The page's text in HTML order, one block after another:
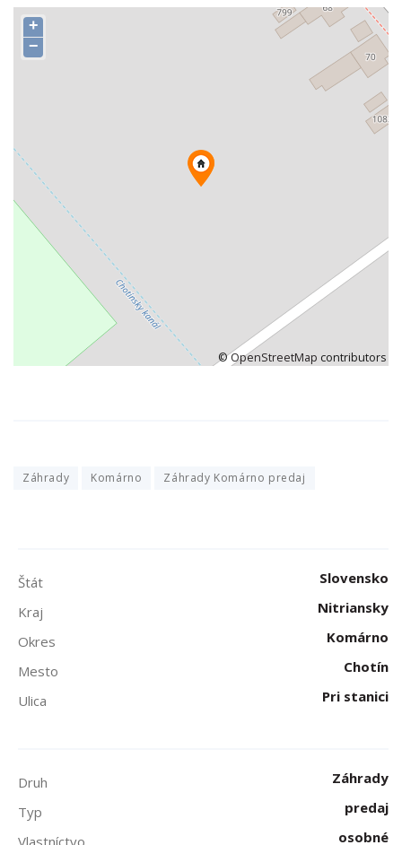
+
−
©OpenStreetMap contributors
Záhrady Komárno Záhrady Komárno predaj
Štát
Slovensko
Kraj
Nitriansky
Okres
Komárno
Mesto
Chotín
Ulica
Pri stanici
Druh
Záhrady
Typ
predaj
Vlastníctvo
osobné